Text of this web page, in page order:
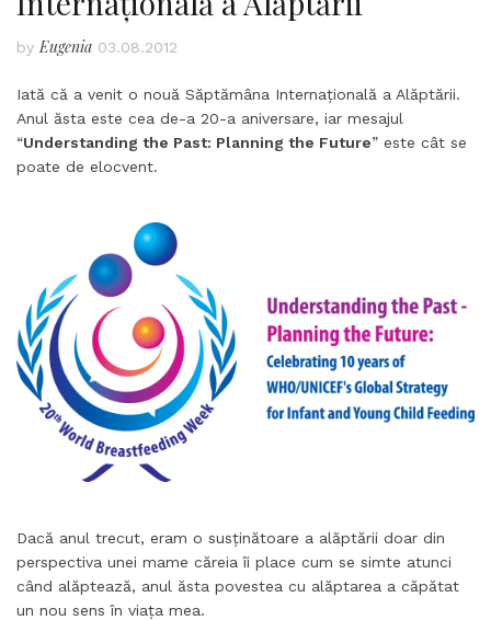
by Eugenia 03.08.2012
Iată că a venit o nouă Săptămâna Internațională a Alăptării.
Anul ăsta este cea de-a 20-a aniversare, iar mesajul
“Understanding the Past: Planning the Future” este cât se
poate de elocvent.
Dacă anul trecut, eram o susținătoare a alăptării doar din
perspectiva unei mame căreia îi place cum se simte atunci
când alăptează, anul ăsta povestea cu alăptarea a căpătat
un nou sens în viața mea.